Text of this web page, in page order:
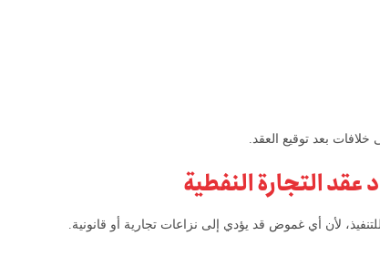
بعد توقيع العقد.
التجارة النفطية
لأن أي غموض قد يؤدي إلى نزاعات تجارية أو قانونية.